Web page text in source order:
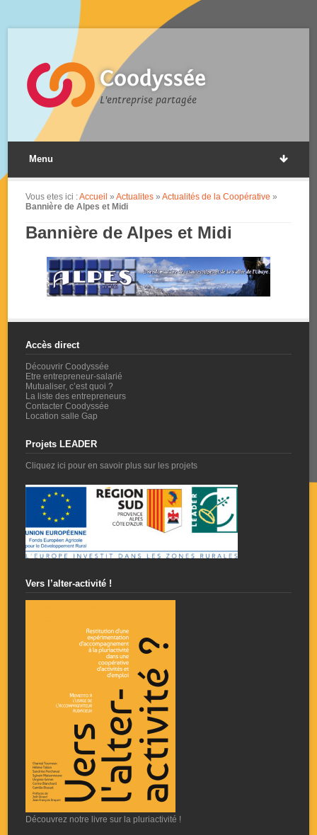
Coodyssée
L'entreprise partagée
Menu
Vous etes ici :Accueil »Actualites »Actualités de la Coopérative »
Bannière de Alpes et Midi
Bannière de Alpes et Midi
Accès direct
Découvrir Coodyssée
Etre entrepreneur-salarié
Mutualiser, c’est quoi ?
La liste des entrepreneurs
Contacter Coodyssée
Location salle Gap
Projets LEADER
Cliquez ici pour en savoir plus sur les projets
Vers l’alter-activité !
Découvrez notre livre sur la pluriactivité !